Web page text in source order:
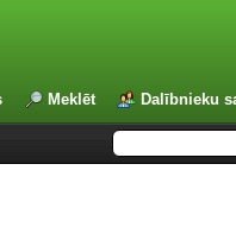
Meklēt Dalībnieku